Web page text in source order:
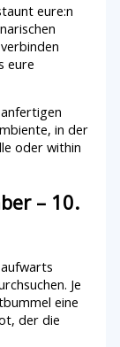
eure:n
eure
in der
oder within
– 10.
Je
eine
der die